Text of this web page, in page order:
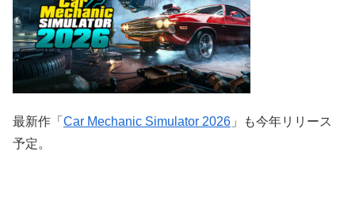
最新作「 Car Mechanic Simulator 2026 」も今年リリース
予定。